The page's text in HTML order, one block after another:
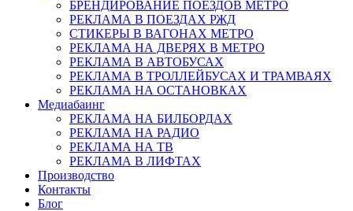
БРЕНДИРОВАНИЕ ПОЕЗДОВ МЕТРО
РЕКЛАМА В ПОЕЗДАХ РЖД
СТИКЕРЫ В ВАГОНАХ МЕТРО
РЕКЛАМА НА ДВЕРЯХ В МЕТРО
РЕКЛАМА В АВТОБУСАХ
РЕКЛАМА В ТРОЛЛЕЙБУСАХ И ТРАМВАЯХ
РЕКЛАМА НА ОСТАНОВКАХ
Медиабаинг
РЕКЛАМА НА БИЛБОРДАХ
РЕКЛАМА НА РАДИО
РЕКЛАМА НА ТВ
РЕКЛАМА В ЛИФТАХ
Производство
Контакты
Блог